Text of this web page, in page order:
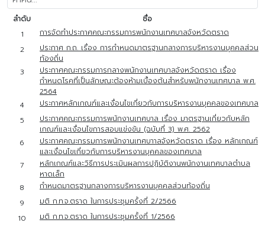
ลำดับ
ชื่อ
1
การจัดทำประกาศคณะกรรมการพนักงานเทศบาลจังหวัดตราด
2
ประกาศ ก.ถ. เรื่อง การกำหนดมาตรฐานกลางการบริหารงานบุคคลส่วน
ท้องถิ่น
3
ประกาศคณะกรรมการกลางพนักงานเทศบาลจังหวัดตราด เรื่อง
กำหนดโรคที่เป็นลักษณะต้องห้ามเบื้องต้นสำหรับพนักงานเทศบาล พ.ศ.
2564
4
ประกาศหลักเกณฑ์และเงื่อนไขเกี่ยวกับการบริหารงานบุคคลของเทศบาล
5
ประกาศคณะกรรมการพนักงานเทศบาล เรื่อง มาตรฐานเกี่ยวกับหลัก
เกณฑ์และเงื่อนไขการสอบแข่งขัน (ฉบับที่ 3) พ.ศ. 2562
6
ประกาศคณะกรรมการพนักงานเทศบาาลจังหวัดตราด เรื่อง หลักเกณฑ์
และเงื่อนไขเกี่ยวกับการบริหารงานบุคคลของเทศบาล
7
หลักเกณฑ์และวิธีการประเมินผลการปฏิบัติงานพนักงานเทศบาลตำบล
หาดเล็ก
8
กำหนดมาตรฐานกลางการบริหารงานบุคคลส่วนท้องถิ่น
9
มติ ก.ท.จ.ตราด ในการประชุมครั้งที่ 2/2566
10
มติ ก.ท.จ.ตราด ในการประชุมครั้งที่ 1/2566